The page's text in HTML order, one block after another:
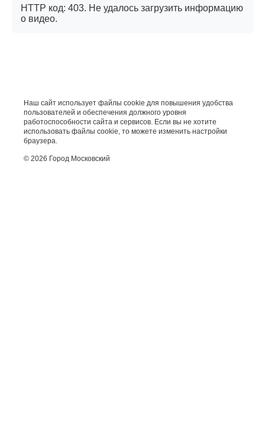
HTTP код: 403. Не удалось загрузить информацию
о видео.
Наш сайт использует файлы cookie для повышения удобства
пользователей и обеспечения должного уровня
работоспособности сайта и сервисов. Если вы не хотите
использовать файлы cookie, то можете изменить настройки
браузера.
© 2026 Город Московский